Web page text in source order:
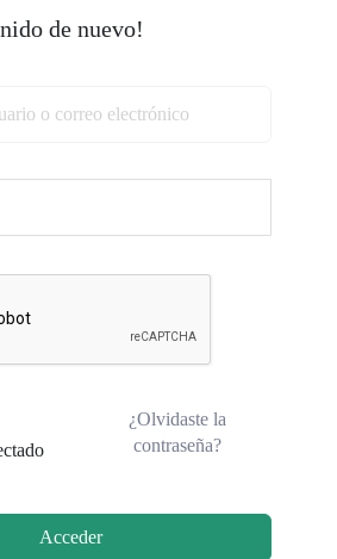
de nuevo!
¿Olvidaste la
contraseña?
Acceder